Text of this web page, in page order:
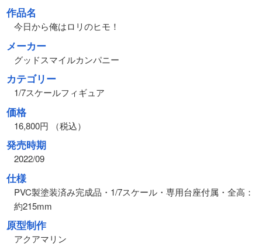
作品名
今日から俺はロリのヒモ！
メーカー
グッドスマイルカンパニー
カテゴリー
1/7スケールフィギュア
価格
16,800円 （税込）
発売時期
2022/09
仕様
PVC製塗装済み完成品・1/7スケール・専用台座付属・全高：
約215mm
原型制作
アクアマリン